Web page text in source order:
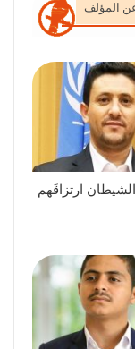
عن المؤلف
ارتزاقَهم